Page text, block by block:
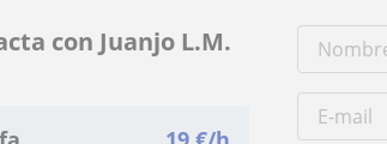
con Juanjo L.M.